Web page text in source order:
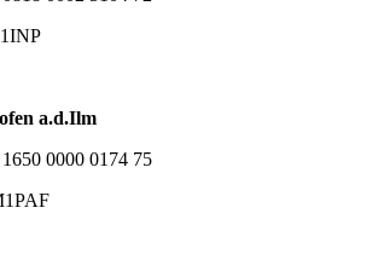
a.d.Ilm
0000 0174 75